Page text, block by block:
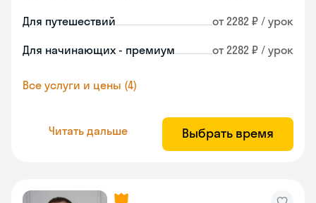
Для путешествий от 2282 ₽ / урок
Для начинающих - премиум от 2282 ₽ / урок
Все услуги и цены (4)
Читать дальше Выбрать время